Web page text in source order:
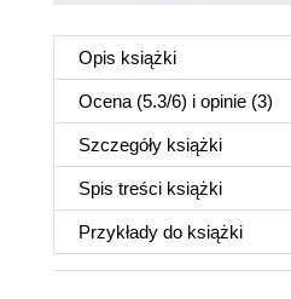
Opis książki
Ocena (5.3/6) i opinie (3)
Szczegóły książki
Spis treści książki
Przykłady do książki